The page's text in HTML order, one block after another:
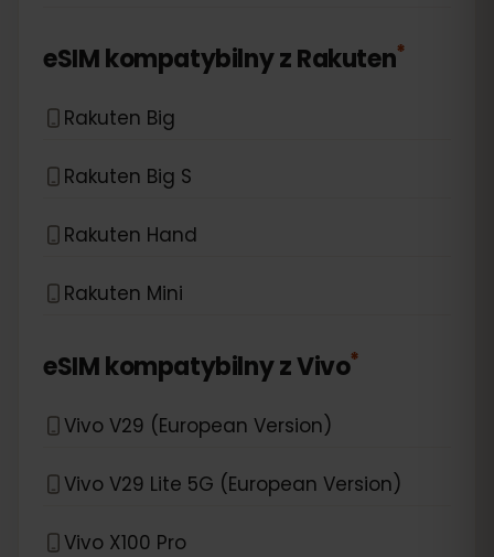
eSIM kompatybilny zRakuten*
Rakuten Big
Rakuten Big S
Rakuten Hand
Rakuten Mini
eSIM kompatybilny zVivo*
Vivo V29 (European Version)
Vivo V29 Lite 5G (European Version)
Vivo X100 Pro